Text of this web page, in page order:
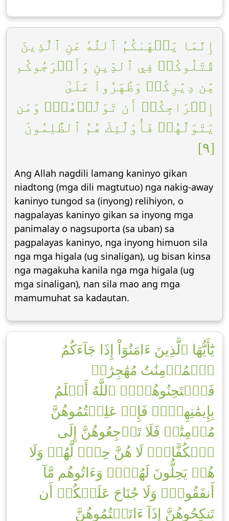
إِنَّمَا يَنۡهَىٰكُمُ ٱللَّهُ عَنِ ٱلَّذِينَ
قَٰتَلُوكُمۡ فِي ٱلدِّينِ وَأَخۡرَجُوكُم
مِّن دِيَٰرِكُمۡ وَظَٰهَرُواْ عَلَىٰٓ
إِخۡرَاجِكُمۡ أَن تَوَلَّوۡهُمۡۚ وَمَن
يَتَوَلَّهُمۡ فَأُوْلَٰٓئِكَ هُمُ ٱلظَّٰلِمُونَ
[٩]
Ang Allah nagdili lamang kaninyo gikan
niadtong (mga dili magtutuo) nga nakig-away
kaninyo tungod sa (inyong) relihiyon, o
nagpalayas kaninyo gikan sa inyong mga
panimalay o nagsuporta (sa uban) sa
pagpalayas kaninyo, nga inyong himuon sila
nga mga higala (ug sinaligan), ug bisan kinsa
nga magakuha kanila nga mga higala (ug
mga sinaligan), nan sila mao ang mga
mamumuhat sa kadautan.
يَٰٓأَيُّهَا ٱلَّذِينَ ءَامَنُوٓاْ إِذَا جَآءَكُمُ
ٱلۡمُؤۡمِنَٰتُ مُهَٰجِرَٰتٖ
فَٱمۡتَحِنُوهُنَّۖ ٱللَّهُ أَعۡلَمُ
بِإِيمَٰنِهِنَّۖ فَإِنۡ عَلِمۡتُمُوهُنَّ
مُؤۡمِنَٰتٖ فَلَا تَرۡجِعُوهُنَّ إِلَى
ٱلۡكُفَّارِۖ لَا هُنَّ حِلّٞ لَّهُمۡ وَلَا
هُمۡ يَحِلُّونَ لَهُنَّۖ وَءَاتُوهُم مَّآ
أَنفَقُواْۚ وَلَا جُنَاحَ عَلَيۡكُمۡ أَن
تَنكِحُوهُنَّ إِذَآ ءَاتَيۡتُمُوهُنَّ